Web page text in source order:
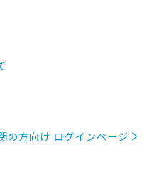
の方向け ログインページ